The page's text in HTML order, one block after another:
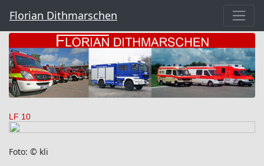
Florian Dithmarschen
LF 10
Foto: © kli